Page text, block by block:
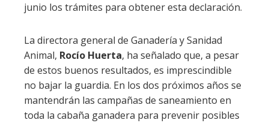
junio los trámites para obtener esta declaración.
La directora general de Ganadería y Sanidad
Animal, Rocío Huerta, ha señalado que, a pesar
de estos buenos resultados, es imprescindible
no bajar la guardia. En los dos próximos años se
mantendrán las campañas de saneamiento en
toda la cabaña ganadera para prevenir posibles